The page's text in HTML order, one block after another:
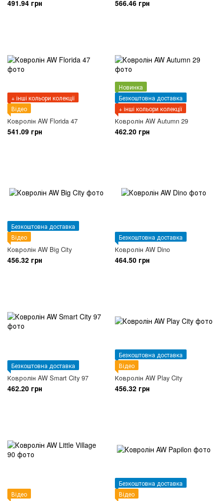
491.94 грн 566.46 грн
+ інші кольори колекції
Відео
Ковролін AW Florida 47
541.09 грн
Новинка
Безкоштовна доставка
+ інші кольори колекції
Ковролін AW Autumn 29
462.20 грн
Безкоштовна доставка
Відео
Ковролін AW Big City
456.32 грн
Безкоштовна доставка
Ковролін AW Dino
464.50 грн
Безкоштовна доставка
Ковролін AW Smart City 97
462.20 грн
Безкоштовна доставка
Відео
Ковролін AW Play City
456.32 грн
Відео
Безкоштовна доставка
Відео